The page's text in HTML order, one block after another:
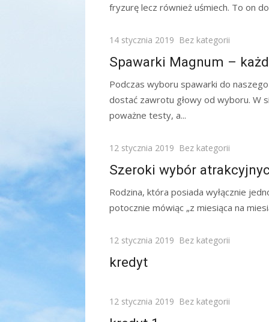
fryzurę lecz również uśmiech. To on
Posted
14 stycznia 2019 Bez kategorii
Spawarki Magnum –
Podczas wyboru spawarki do
dostać zawrotu głowy od wyboru. W
poważne testy, a...
Posted
12 stycznia 2019 Bez kategorii
Szeroki wybór
Rodzina, która posiada wyłącznie
potocznie mówiąc „z miesiąca na
Posted
12 stycznia 2019 Bez kategorii
kredyt
Posted
12 stycznia 2019 Bez kategorii